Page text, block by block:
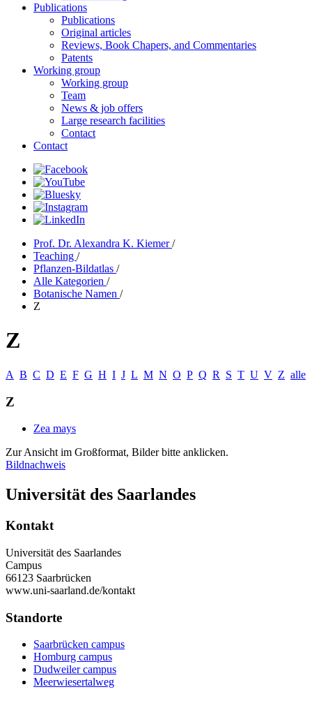
Publications
Publications
Original articles
Reviews, Book Chapers, and Commentaries
Patents
Working group
Working group
Team
News & job offers
Large research facilities
Contact
Contact
Prof. Dr. Alexandra K. Kiemer/
Teaching /
Pflanzen-Bildatlas /
Alle Kategorien /
Botanische Namen /
Z
Z
A B C D E F G H I J L M N O P Q R S T U V Z alle
Z
Zea mays
Zur Ansicht im Großformat, Bilder bitte anklicken.
Bildnachweis
Universität des Saarlandes
Kontakt
Universität des Saarlandes
Campus
66123 Saarbrücken
www.uni-saarland.de/kontakt
Standorte
Saarbrücken campus
Homburg campus
Dudweiler campus
Meerwiesertalweg